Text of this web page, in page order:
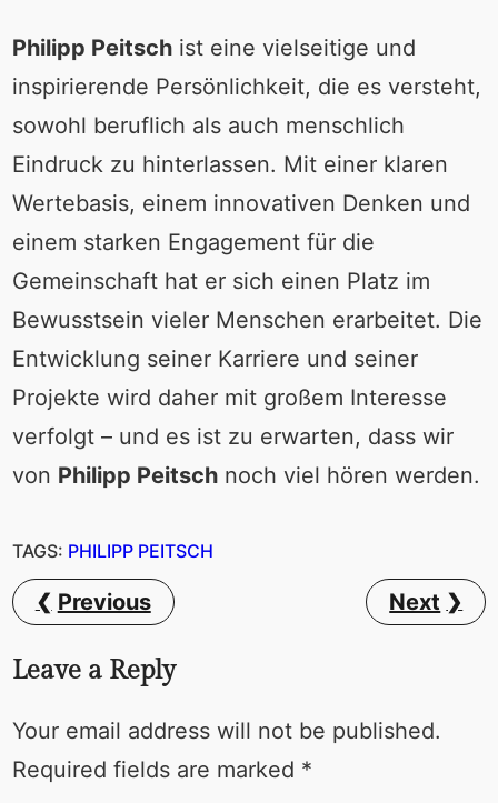
Philipp Peitschist eine vielseitige und
inspirierende Persönlichkeit, die es versteht,
sowohl beruflich als auch menschlich
Eindruck zu hinterlassen. Mit einer klaren
Wertebasis, einem innovativen Denken und
einem starken Engagement für die
Gemeinschaft hat er sich einen Platz im
Bewusstsein vieler Menschen erarbeitet. Die
Entwicklung seiner Karriere und seiner
Projekte wird daher mit großem Interesse
verfolgt – und es ist zu erwarten, dass wir
von Philipp Peitschnoch viel hören werden.
TAGS: PHILIPP PEITSCH
Previous Next
Leave a Reply
Your email address will not be published.
Required fields are marked *